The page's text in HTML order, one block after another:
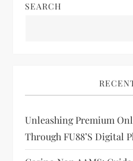
a
g
a
SEARCH
Unleashing Premium
Through FU88’s Digital